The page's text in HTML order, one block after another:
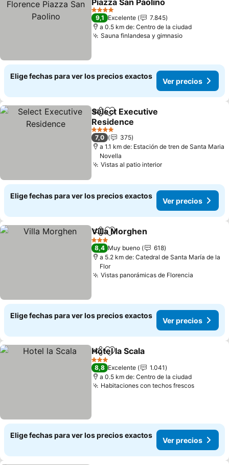
Piazza San Paolino
Ver precios
4 Estrellas
9,1 Excelente
7.845
a 0.5 km de: Centro de la ciudad
Sauna finlandesa y gimnasioVer precios
Elige fechas para ver los precios exactos
Ver precios
CompartirAgregar a favoritos
Select Executive
Residence
Ver precios
4 Estrellas
7,0
375
a 1.1 km de: Estación de tren de Santa Maria
Novella
Vistas al patio interiorVer precios
Elige fechas para ver los precios exactos
Ver precios
CompartirAgregar a favoritos
Villa Morghen
3 Estrellas
8,4 Muy bueno
618
a 5.2 km de: Catedral de Santa María de la
Flor
Vistas panorámicas de Florencia
Elige fechas para ver los precios exactos
Ver precios
CompartirAgregar a favoritos
Hotel la Scala
3 Estrellas
8,8 Excelente
1.041
a 0.5 km de: Centro de la ciudad
Habitaciones con techos frescosVer
Elige fechas para ver los precios exactos
Ver precios